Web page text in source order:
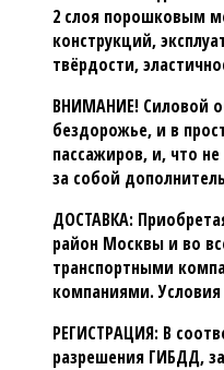
2 слоя порошковым
конструкций,
твёрдости,
ВНИМАНИЕ! Силовой
бездорожье, и в
пассажиров, и, что
за собой
ДОСТАВКА:
район Москвы и во
транспортными
компаниями. Условия
РЕГИСТРАЦИЯ: В
разрешения ГИБДД,